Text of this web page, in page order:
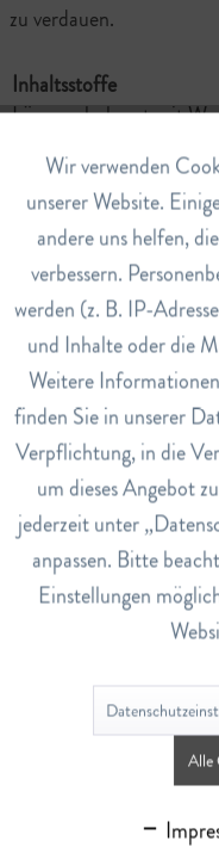
zu verdauen.
Inhaltsstoffe
Löwenzahnkraut mit
Dosierung
1-2 Teebeutel werden
übergossen und 10 bis
danach schwach
Erwachsene trinken 3-
Filterbeutel.
täglich je 1 Tasse Tee à
Art.Nr.
6661263
EAN
7680650460015
Lagerbestand
Bewertungen
0
Bewertungen lesen,
Ähnliche Artikel
Funktionale
Marketing
Tracking
Service
Wir verwenden
unserer Website.
andere uns helfen,
verbessern.
werden (z. B. IP-
und Inhalte oder die
Weitere
finden Sie in unserer
Verpflichtung, in die
um dieses Angebot
jederzeit unter
anpassen. Bitte
Einstellungen
Alle